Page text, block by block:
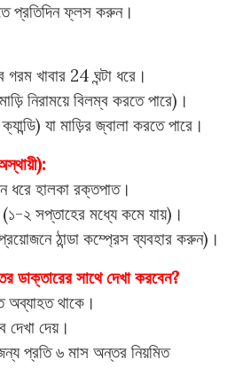
প্রতিদিন ফ্লস করুন।
খাবার 24 ঘন্টা ধরে।
নিরাময়ে বিলম্ব করতে পারে)।
যা মাড়ির জ্বালা করতে পারে।
ধরে হালকা রক্তপাত।
(১-২ সপ্তাহের মধ্যে কমে যায়)।
ঠান্ডা কম্প্রেস ব্যবহার করুন)।
সাথে দেখা করবেন?
অব্যাহত থাকে।
দেখা দেয়।
প্রতি ৬ মাস অন্তর নিয়মিত